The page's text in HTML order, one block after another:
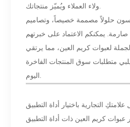
ولاء العملاء ويُميّز منتجاتك.
حلولاً مصممة خصيصاً، وتصاميم
يمكنكم الاعتماد على خبرتهم
لعبوات كريم العين، مما يرتقي
متطلبات سوق المنتجات الفاخرة
اليوم.
التجارية باختيار أداة التطبيق
عبوات كريم العين ذات أداة التطبيق